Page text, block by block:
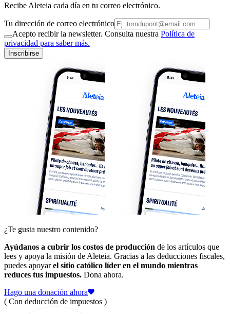
Recibe Aleteia cada día en tu correo electrónico.
Tu dirección de correo electrónico
Acepto recibir la newsletter. Consulta nuestra Política de
privacidad para saber más.
Inscribirse
¿Te gusta nuestro contenido?
Ayúdanos a cubrir los costos de producción de los artículos que
lees y apoya la misión de Aleteia. Gracias a las deducciones fiscales,
puedes apoyarel sitio católico líder en el mundo mientras
reduces tus impuestos. Dona ahora.
Hago una donación ahora
( Con deducción de impuestos )